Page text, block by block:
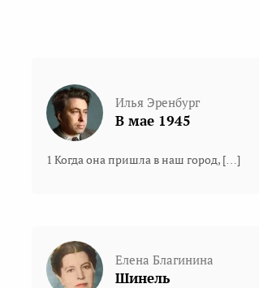
Илья Эренбург
В мае 1945
1 Когда она пришла в наш город, […]
Елена Благинина
Шинель